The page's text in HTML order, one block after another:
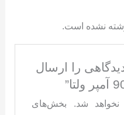
نشده است.
را ارسال
شد.
بخش‌های